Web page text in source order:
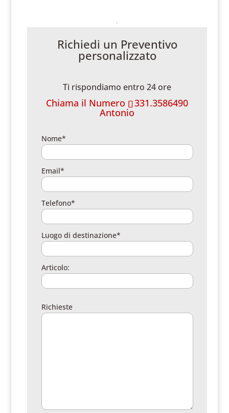
Richiedi un Preventivo
personalizzato
Ti rispondiamo entro 24 ore
Chiama il Numero 331.3586490
Antonio
Nome*
Email*
Telefono*
Luogo di destinazione*
Articolo:
Richieste